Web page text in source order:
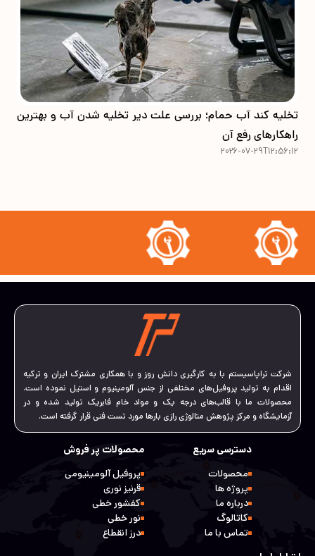
تخلیه کند آب حمام؛ بررسی علت دیر تخلیه شدن آب و بهترین
راهکارهای رفع آن
2026-07-29T12:56:12
شرکت تراپاسیستم با به کارگیری دانش روز و با همکاری مشترک ایران و ترکیه
اقدام به تولید پروفیل‌های مختلفی از جنس آلومینیوم و استیل نموده است.
محصولات ما با قالب‌های درجه یک و مواد خام فابریک تولید شده و در
آزمایشگاه و مرکز پژوهش متالوژی رازی بارها مورد تست فنی قرار گرفته است.
دسترسی سریع
محصولات
پروژه ها
درباره ما
کاتالوگ
تماس با ما
محصولات پر فروش
پروفیل آلومینیومی
قرنیز نوری
کفشور خطی
نور خطی
درز انقطاع